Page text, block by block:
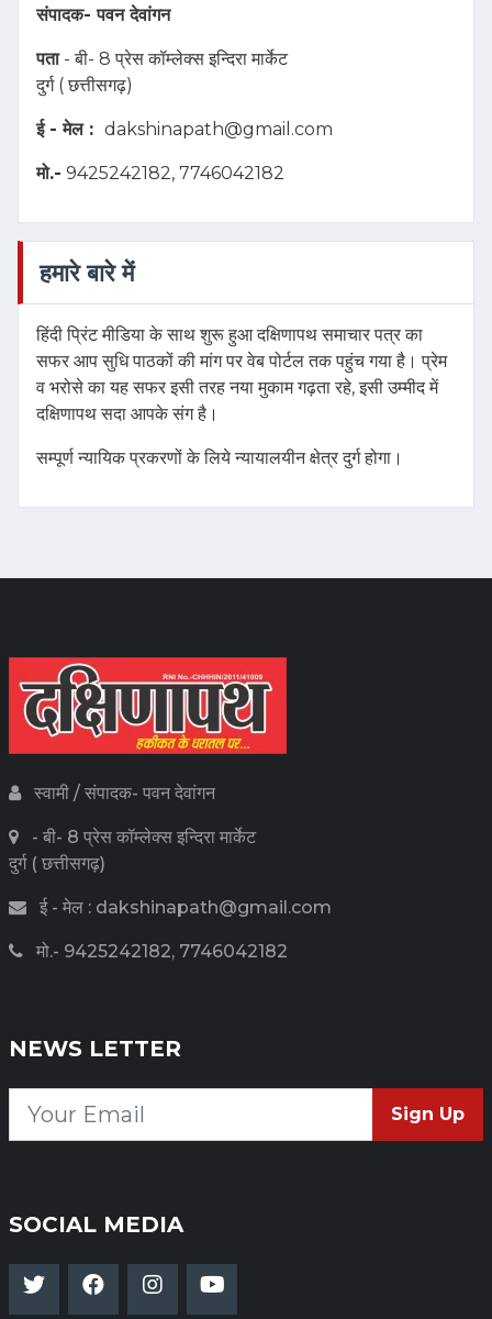
संपादक-पवन देवांगन
पता- बी- 8 प्रेस कॉम्लेक्स इन्दिरा मार्केट
दुर्ग ( छत्तीसगढ़)
ई - मेल : dakshinapath@gmail.com
मो.- 9425242182, 7746042182
हमारे बारे में
हिंदी प्रिंट मीडिया के साथ शुरू हुआ दक्षिणापथ समाचार पत्र का
सफर आप सुधि पाठकों की मांग पर वेब पोर्टल तक पहुंच गया है। प्रेम
व भरोसे का यह सफर इसी तरह नया मुकाम गढ़ता रहे, इसी उम्मीद में
दक्षिणापथ सदा आपके संग है।
सम्पूर्ण न्यायिक प्रकरणों के लिये न्यायालयीन क्षेत्र दुर्ग होगा।
स्वामी / संपादक- पवन देवांगन
- बी- 8 प्रेस कॉम्लेक्स इन्दिरा मार्केट
दुर्ग ( छत्तीसगढ़)
ई - मेल : dakshinapath@gmail.com
मो.- 9425242182, 7746042182
NEWS LETTER
Sign Up
SOCIAL MEDIA